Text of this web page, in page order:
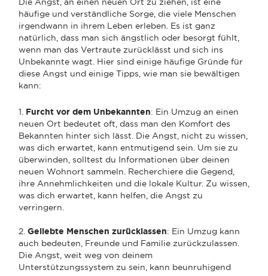
häufige und verständliche Sorge, die viele Menschen
irgendwann in ihrem Leben erleben. Es ist ganz
natürlich, dass man sich ängstlich oder besorgt fühlt,
wenn man das Vertraute zurücklässt und sich ins
Unbekannte wagt. Hier sind einige häufige Gründe für
diese Angst und einige Tipps, wie man sie bewältigen
kann:
1. Furcht vor dem Unbekannten: Ein Umzug an einen
neuen Ort bedeutet oft, dass man den Komfort des
Bekannten hinter sich lässt. Die Angst, nicht zu wissen,
was dich erwartet, kann entmutigend sein. Um sie zu
überwinden, solltest du Informationen über deinen
neuen Wohnort sammeln. Recherchiere die Gegend,
ihre Annehmlichkeiten und die lokale Kultur. Zu wissen,
was dich erwartet, kann helfen, die Angst zu
verringern.
2. Geliebte Menschen zurücklassen: Ein Umzug kann
auch bedeuten, Freunde und Familie zurückzulassen.
Die Angst, weit weg von deinem
Unterstützungssystem zu sein, kann beunruhigend